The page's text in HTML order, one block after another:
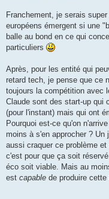
Franchement, je serais
européens émergent si une
balle au bond en ce qui
particuliers
Après, pour les entité qui
retard tech, je pense que ce
toujours la compétition avec
Claude sont des start-up qui
(pour l'instant) mais qui ont
Pourquoi est-ce qu'on
moins à s'en approcher ? Un
aussi craquer ce problème
c'est pour que ça soit
éco soit viable. Mais au
est capable de produire cette